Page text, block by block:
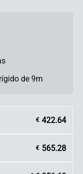
de 9m
€ 422.64
€ 565.28